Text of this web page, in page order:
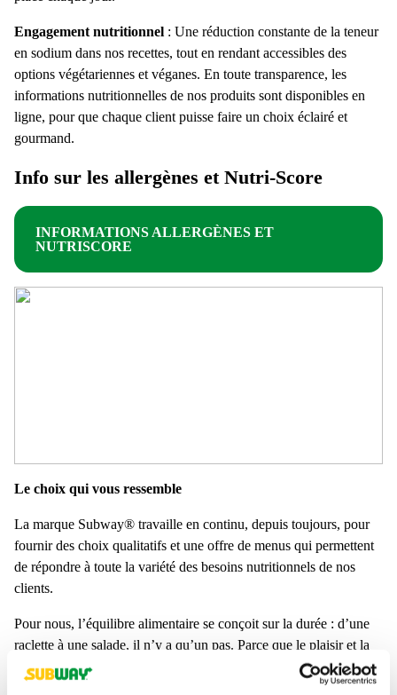
Engagement nutritionnel : Une réduction constante de la teneur
en sodium dans nos recettes, tout en rendant accessibles des
options végétariennes et véganes. En toute transparence, les
informations nutritionnelles de nos produits sont disponibles en
ligne, pour que chaque client puisse faire un choix éclairé et
gourmand.
Info sur les allergènes et Nutri-Score
INFORMATIONS ALLERGÈNES ET
NUTRISCORE
Le choix qui vous ressemble
La marque Subway® travaille en continu, depuis toujours, pour
fournir des choix qualitatifs et une offre de menus qui permettent
de répondre à toute la variété des besoins nutritionnels de nos
clients.
Pour nous, l’équilibre alimentaire se conçoit sur la durée : d’une
raclette à une salade, il n’y a qu’un pas. Parce que le plaisir et la
gourmandise ne se transgressent pas, il nous a toujours semblé
essentiel de se sentir libre de faire le choix qui nous ressemble le